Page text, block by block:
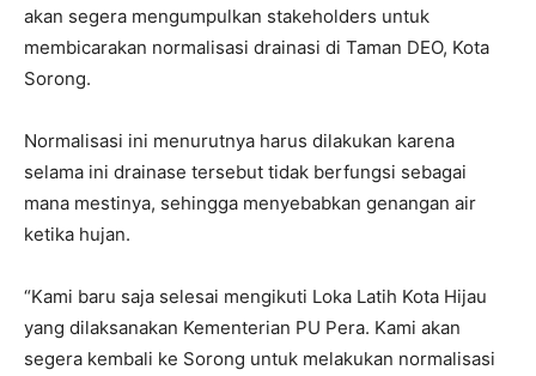
akan segera mengumpulkan stakeholders untuk
membicarakan normalisasi drainasi di Taman DEO, Kota
Sorong.
Normalisasi ini menurutnya harus dilakukan karena
selama ini drainase tersebut tidak berfungsi sebagai
mana mestinya, sehingga menyebabkan genangan air
ketika hujan.
“Kami baru saja selesai mengikuti Loka Latih Kota Hijau
yang dilaksanakan Kementerian PU Pera. Kami akan
segera kembali ke Sorong untuk melakukan normalisasi